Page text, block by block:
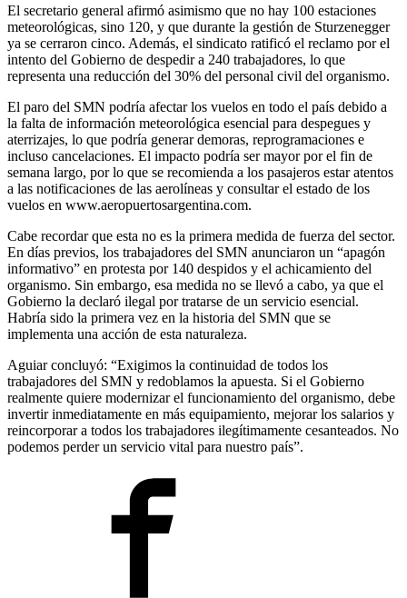
El secretario general afirmó asimismo que no hay 100 estaciones
meteorológicas, sino 120, y que durante la gestión de Sturzenegger
ya se cerraron cinco. Además, el sindicato ratificó el reclamo por el
intento del Gobierno de despedir a 240 trabajadores, lo que
representa una reducción del 30% del personal civil del organismo.
El paro del SMN podría afectar los vuelos en todo el país debido a
la falta de información meteorológica esencial para despegues y
aterrizajes, lo que podría generar demoras, reprogramaciones e
incluso cancelaciones. El impacto podría ser mayor por el fin de
semana largo, por lo que se recomienda a los pasajeros estar atentos
a las notificaciones de las aerolíneas y consultar el estado de los
vuelos en www.aeropuertosargentina.com.
Cabe recordar que esta no es la primera medida de fuerza del sector.
En días previos, los trabajadores del SMN anunciaron un “apagón
informativo” en protesta por 140 despidos y el achicamiento del
organismo. Sin embargo, esa medida no se llevó a cabo, ya que el
Gobierno la declaró ilegal por tratarse de un servicio esencial.
Habría sido la primera vez en la historia del SMN que se
implementa una acción de esta naturaleza.
Aguiar concluyó: “Exigimos la continuidad de todos los
trabajadores del SMN y redoblamos la apuesta. Si el Gobierno
realmente quiere modernizar el funcionamiento del organismo, debe
invertir inmediatamente en más equipamiento, mejorar los salarios y
reincorporar a todos los trabajadores ilegítimamente cesanteados. No
podemos perder un servicio vital para nuestro país”.